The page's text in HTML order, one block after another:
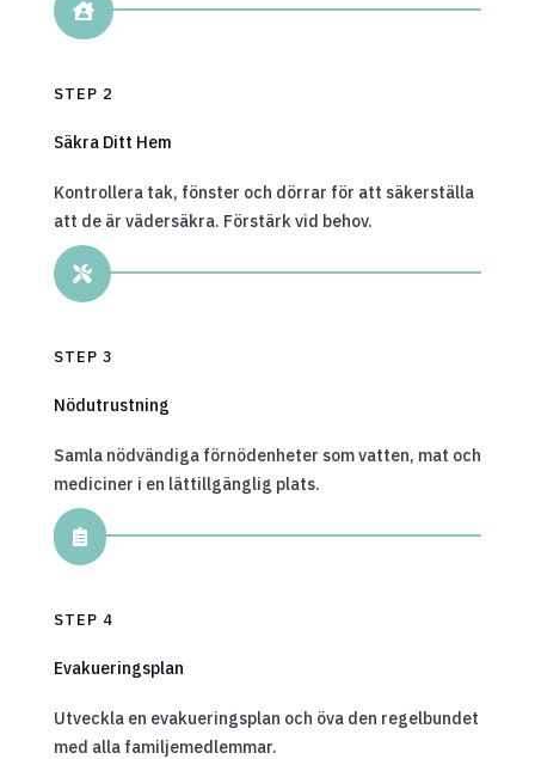

STEP 2
Säkra Ditt Hem
Kontrollera tak, fönster och dörrar för att säkerställa
att de är vädersäkra. Förstärk vid behov.

STEP 3
Nödutrustning
Samla nödvändiga förnödenheter som vatten, mat och
mediciner i en lättillgänglig plats.

STEP 4
Evakueringsplan
Utveckla en evakueringsplan och öva den regelbundet
med alla familjemedlemmar.